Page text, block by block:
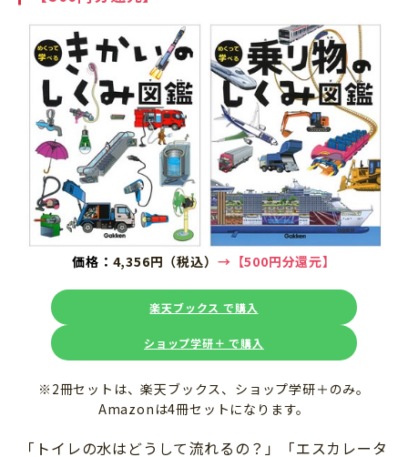
価格： 4,356円（税込） →【500円分還元】
楽天ブックス で購入
ショップ学研＋ で購入
※2冊セットは、楽天ブックス、ショップ学研＋のみ。
Amazonは4冊セットになります。
「トイレの水はどうして流れるの？」「エスカレータ